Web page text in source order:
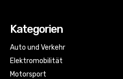
Kategorien
Auto und Verkehr
Elektromobilität
Motorsport